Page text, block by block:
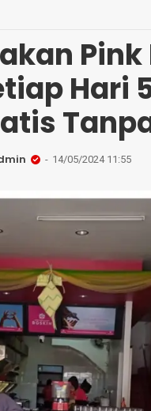
Pink
Hari
14/05/2024 11:55